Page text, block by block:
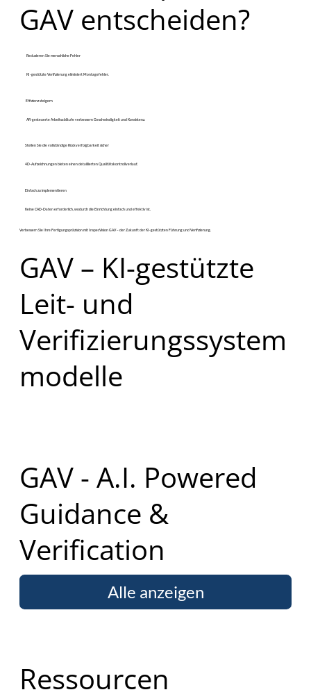
GAV entscheiden?
Reduzieren Sie menschliche Fehler
​KI-gestützte Verifizierung eliminiert Montagefehler.
Effizienz steigern
​AR-gesteuerte Arbeitsabläufe verbessern Geschwindigkeit und Konsistenz.
Stellen Sie die vollständige Rückverfolgbarkeit sicher
​4D-Aufzeichnungen bieten einen detaillierten Qualitätskontrollverlauf.
Einfach zu implementieren
​Keine CAD-Daten erforderlich, wodurch die Einrichtung einfach und effektiv ist.
Verbessern Sie Ihre Fertigungspräzision mit InspecVision GAV – der Zukunft der KI-gestützten Führung und Verifizierung.
GAV – KI-gestützte
Leit- und
Verifizierungssystem
modelle
GAV - A.I. Powered
Guidance &
Verification
Alle anzeigen
​Ressourcen